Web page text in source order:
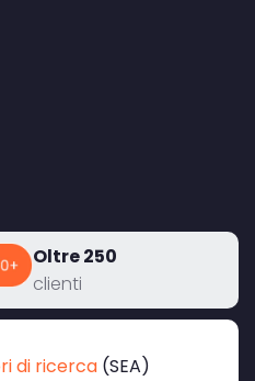
Oltre 250
clienti
di ricerca (SEA)